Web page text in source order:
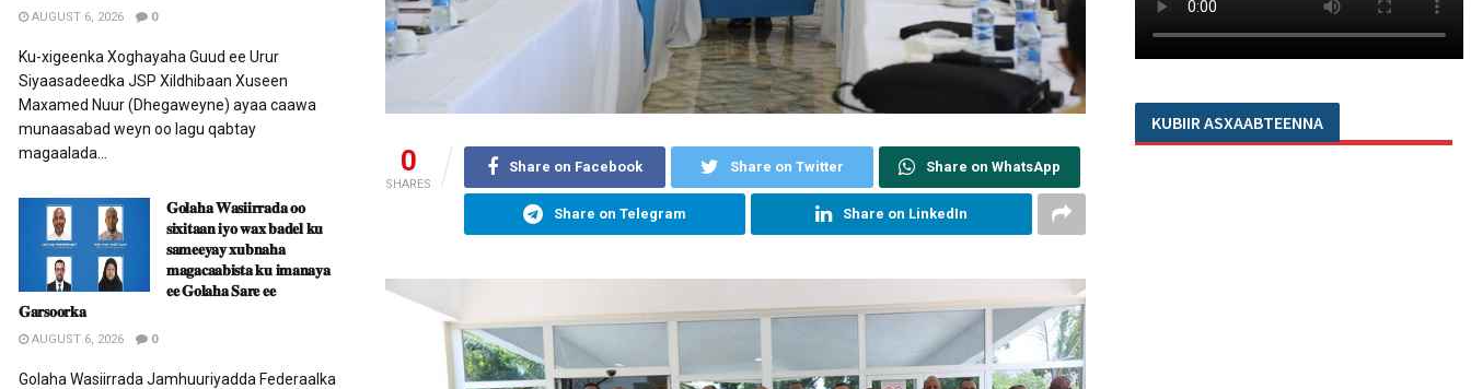
0
SHARES
Share on Facebook Share on Twitter Share on WhatsApp
Share on Telegram Share on LinkedIn
AUGUST 6, 2026 0
Ku-xigeenka Xoghayaha Guud ee Urur
Siyaasadeedka JSP Xildhibaan Xuseen
Maxamed Nuur (Dhegaweyne) ayaa caawa
munaasabad weyn oo lagu qabtay
magaalada...
𝐆𝐨𝐥𝐚𝐡𝐚 𝐖𝐚𝐬𝐢𝐢𝐫𝐫𝐚𝐝𝐚 𝐨𝐨
𝐬𝐢𝐱𝐢𝐭𝐚𝐚𝐧 𝐢𝐲𝐨 𝐰𝐚𝐱 𝐛𝐚𝐝𝐞𝐥 𝐤𝐮
𝐬𝐚𝐦𝐞𝐞𝐲𝐚𝐲 𝐱𝐮𝐛𝐧𝐚𝐡𝐚
𝐦𝐚𝐠𝐚𝐜𝐚𝐚𝐛𝐢𝐬𝐭𝐚 𝐤𝐮 𝐢𝐦𝐚𝐧𝐚𝐲𝐚
𝐞𝐞 𝐆𝐨𝐥𝐚𝐡𝐚 𝐒𝐚𝐫𝐞 𝐞𝐞
𝐆𝐚𝐫𝐬𝐨𝐨𝐫𝐤𝐚
AUGUST 6, 2026 0
Golaha Wasiirrada Jamhuuriyadda Federaalka
KUBIIR ASXAABTEENNA